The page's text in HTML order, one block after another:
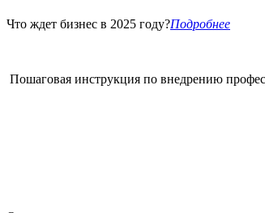
Что ждет бизнес в 2025 году?Подробнее
Пошаговая инструкция по внедрению